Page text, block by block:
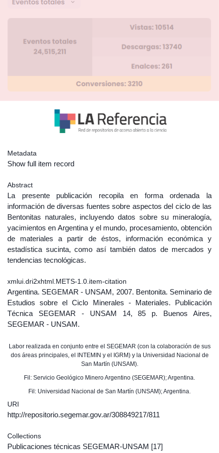
Metadata
Show full item record
Abstract
La presente publicación recopila en forma ordenada la
información de diversas fuentes sobre aspectos del ciclo de las
Bentonitas naturales, incluyendo datos sobre su mineralogía,
yacimientos en Argentina y el mundo, procesamiento, obtención
de materiales a partir de éstos, información económica y
estadística sucinta, como así también datos de mercados y
tendencias tecnológicas.
xmlui.dri2xhtml.METS-1.0.item-citation
Argentina. SEGEMAR - UNSAM, 2007. Bentonita. Seminario de
Estudios sobre el Ciclo Minerales - Materiales. Publicación
Técnica SEGEMAR - UNSAM 14, 85 p. Buenos Aires,
SEGEMAR - UNSAM.
Labor realizada en conjunto entre el SEGEMAR (con la colaboración de sus
dos áreas principales, el INTEMIN y el IGRM) y la Universidad Nacional de
San Martín (UNSAM).
Fil: Servicio Geológico Minero Argentino (SEGEMAR); Argentina.
Fil: Universidad Nacional de San Martín (UNSAM); Argentina.
URI
http://repositorio.segemar.gov.ar/308849217/811
Collections
Publicaciones técnicas SEGEMAR-UNSAM [17]